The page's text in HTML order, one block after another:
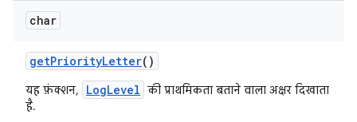
char
getPriorityLetter()
यह फ़ंक्शन, LogLevel की प्राथमिकता बताने वाला अक्षर दिखाता
है.